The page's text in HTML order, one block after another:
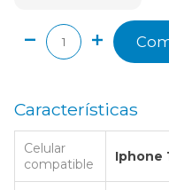
Características
Celular
compatible
Iphone